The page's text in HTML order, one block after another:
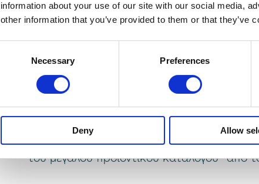
information about your use of our site with our social media,
other information that you’ve provided to them or that they’ve
Necessary Preferences
Deny Allow
Visits With Search = 5.35%
3.7 φορές μεγαλύτερο C onversion R
αναζήτηση. Να σκεφτούμε και λίγο
5.5% των χρηστών (αν δείτε την στήλη
την στήλη Revenue)
. Φυσικά, αυτό θα
αναζήτηση ικανή να βρίσκει αυτό που
amazon και skroutz. Είμαι σίγουρος δε,
search θα προσεγγίζουν το μηδέν. Γιατί
του μεγάλου προϊοντικού καταλόγου- από